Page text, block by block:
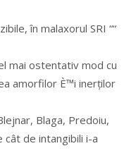
în malaxorul SRI ““
mai ostentativ mod cu
amorfilor È™i inerților
Blaga, Predoiu,
cât de intangibili i-a